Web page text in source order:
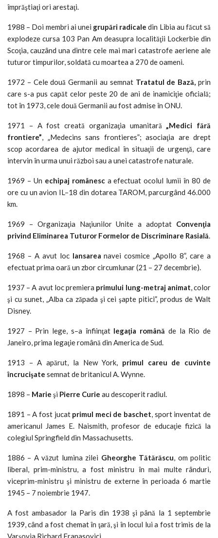
împrăştiaţi ori arestaţi.
1988 – Doi membri ai unei grupări radicale din Libia au făcut să
explodeze cursa 103 Pan Am deasupra localităţii Lockerbie din
Scoţia, cauzând una dintre cele mai mari catastrofe aeriene ale
tuturor timpurilor, soldată cu moartea a 270 de oameni.
1972 – Cele două Germanii au semnat Tratatul de Bază, prin
care s-a pus capăt celor peste 20 de ani de inamiciţie oficială;
tot în 1973, cele două Germanii au fost admise în ONU.
1971 – A fost creată organizaţia umanitară„Medici fără
frontiere”, „Medecins sans frontieres”; asociaţia are drept
scop acordarea de ajutor medical în situaţii de urgenţă, care
intervin în urma unui război sau a unei catastrofe naturale.
1969 – Un echipaj românesca efectuat ocolul lumii în 80 de
ore cu un avion IL–18 din dotarea TAROM, parcurgând 46.000
km.
1969 – Organizaţia Naţiunilor Unite a adoptat Convenţia
privind Eliminarea Tuturor Formelor de Discriminare Rasială.
1968 – A avut loc lansarea navei cosmice „Apollo 8”, care a
efectuat prima oară un zbor circumlunar (21 – 27 decembrie).
1937 – A avut loc premiera primului lung-metraj animat, color
şi cu sunet, „Alba ca zăpada şi cei şapte pitici”, produs de Walt
Disney.
1927 – Prin lege, s–a înfiinţat legaţia română de la Rio de
Janeiro, prima legaţie română din America de Sud.
1913 – A apărut, la New York, primul careu de cuvinte
încrucişate semnat de britanicul A. Wynne.
1898 – Marie şi Pierre Curie au descoperit radiul.
1891 – A fost jucat primul meci de baschet, sport inventat de
americanul James E. Naismith, profesor de educaţie fizică la
colegiul Springfield din Massachusetts.
1886 – A văzut lumina zilei Gheorghe Tătărăscu, om politic
liberal, prim-ministru, a fost ministru în mai multe rânduri,
viceprim-ministru şi ministru de externe în perioada 6 martie
1945 – 7 noiembrie 1947.
A fost ambasador la Paris din 1938 şi până la 1 septembrie
1939, când a fost chemat în ţară, şi în locul lui a fost trimis de la
Varşovia Richard Franasovici.